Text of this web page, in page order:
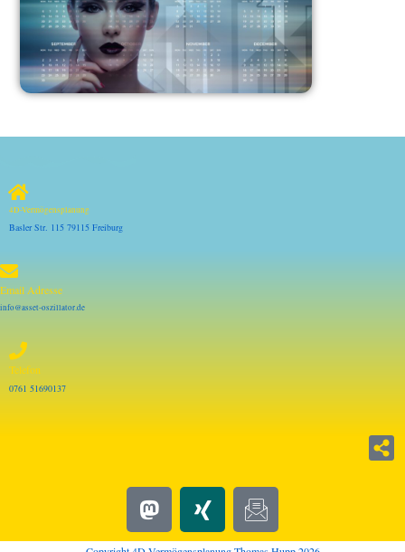
4D-Vermögensplanung
Basler Str. 115 79115 Freiburg
Email Adresse
info@asset-oszillator.de
Telefon
0761 51690137